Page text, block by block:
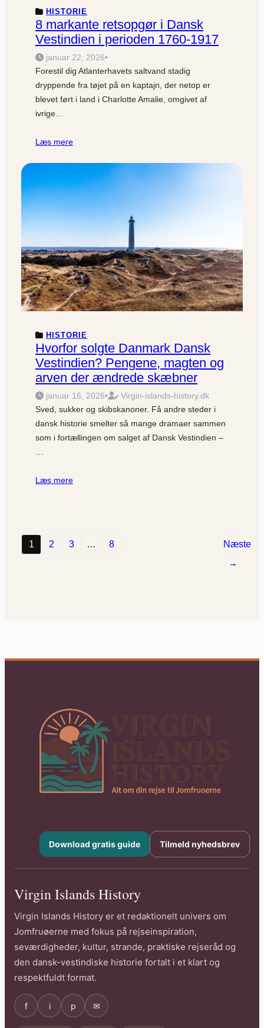
HISTORIE
8 markante retsopgør i Dansk
Vestindien i perioden 1760-1917
januar 22, 2026•
Forestil dig Atlanterhavets saltvand stadig
dryppende fra tøjet på en kaptajn, der netop er
blevet ført i land i Charlotte Amalie, omgivet af
ivrige…
Læs mere
HISTORIE
Hvorfor solgte Danmark Dansk
Vestindien? Pengene, magten og
arven der ændrede skæbner
januar 16, 2026•
Virgin-islands-history.dk
Sved, sukker og skibskanoner. Få andre steder i
dansk historie smelter så mange dramaer sammen
som i fortællingen om salget af Dansk Vestindien –
Læs mere
1 2 3 … 8
Næste
→
Download gratis guide Tilmeld nyhedsbrev
Virgin Islands History
Virgin Islands History er et redaktionelt univers om
Jomfruøerne med fokus på rejseinspiration,
seværdigheder, kultur, strande, praktiske rejseråd og
den dansk-vestindiske historie fortalt i et klart og
respektfuldt format.
f i p ✉